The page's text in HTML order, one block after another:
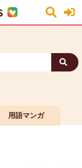
用語マンガ